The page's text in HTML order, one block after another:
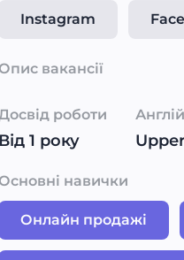
Instagram
вакансії
роботи
Від 1 року
навички
Онлайн продажі